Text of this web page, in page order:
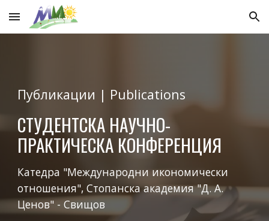
Skip to main content Skip to navigation
Публикации | Publications
СТУДЕНТСКА НАУЧНО-
ПРАКТИЧЕСКА КОНФЕРЕНЦИЯ
Катедра "Международни икономически
отношения", Стопанска академия "Д. А.
Ценов" - Свищов